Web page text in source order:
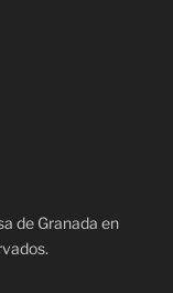
de Granada en